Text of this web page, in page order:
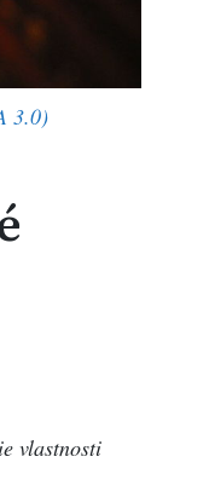
3.0)
vlastnosti